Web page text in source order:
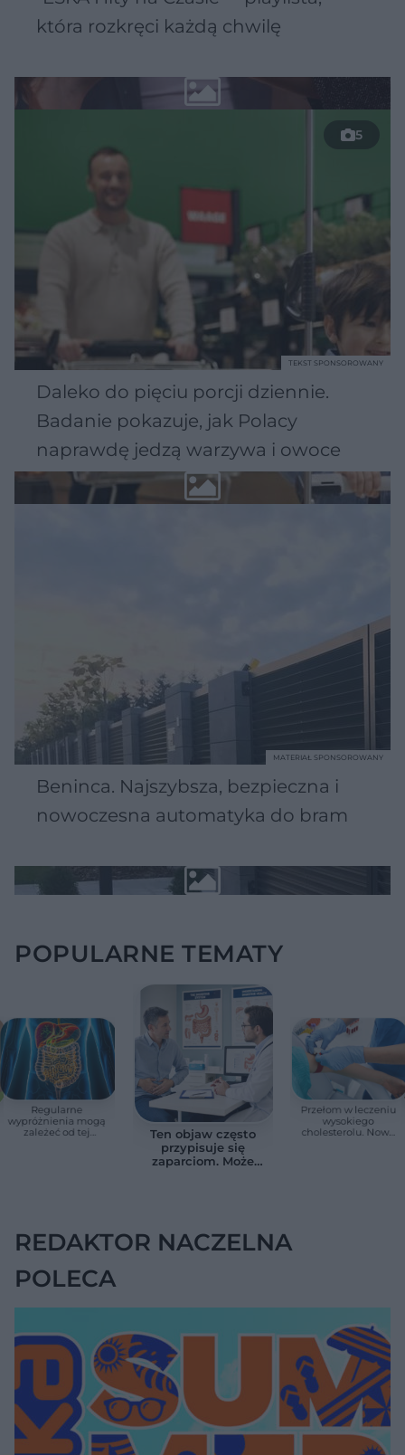
która rozkręci każdą chwilę
5
Daleko do pięciu porcji dziennie.
Badanie pokazuje, jak Polacy
naprawdę jedzą warzywa i owoce
TEKST SPONSOROWANY
Beninca. Najszybsza, bezpieczna i
nowoczesna automatyka do bram
MATERIAŁ SPONSOROWANY
POPULARNE TEMATY
Regularne
wypróżnienia mogą
zależeć od tej
Ten objaw często
przypisuje się
zaparciom. Może
Przełom w leczeniu
wysokiego
cholesterolu. Nowa
REDAKTOR NACZELNA
POLECA